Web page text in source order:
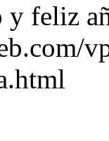
y feliz